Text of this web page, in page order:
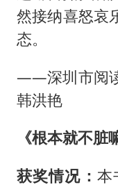
然接纳喜怒哀
态。
——深圳市阅
韩洪艳
《根本就不脏
获奖情况： 本